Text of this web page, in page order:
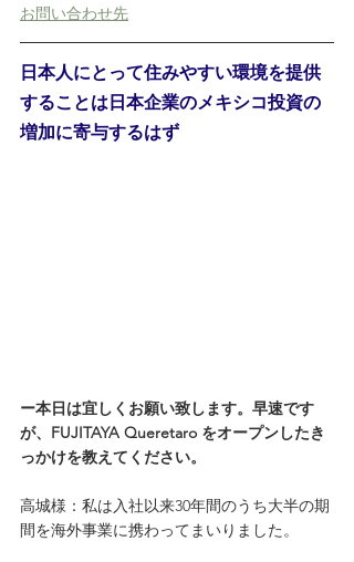
お問い合わせ先
日本人にとって住みやすい環境を提供
することは日本企業のメキシコ投資の
増加に寄与するはず
ー本日は宜しくお願い致します。早速です
が、FUJITAYA Queretaro をオープンしたき
っかけを教えてください。
高城様：私は入社以来30年間のうち大半の期
間を海外事業に携わってまいりました。